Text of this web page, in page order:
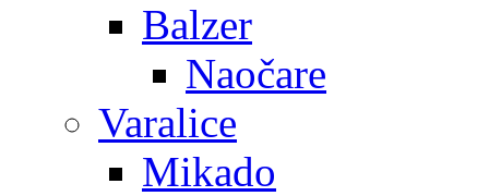
Balzer
Naočare
Varalice
Mikado